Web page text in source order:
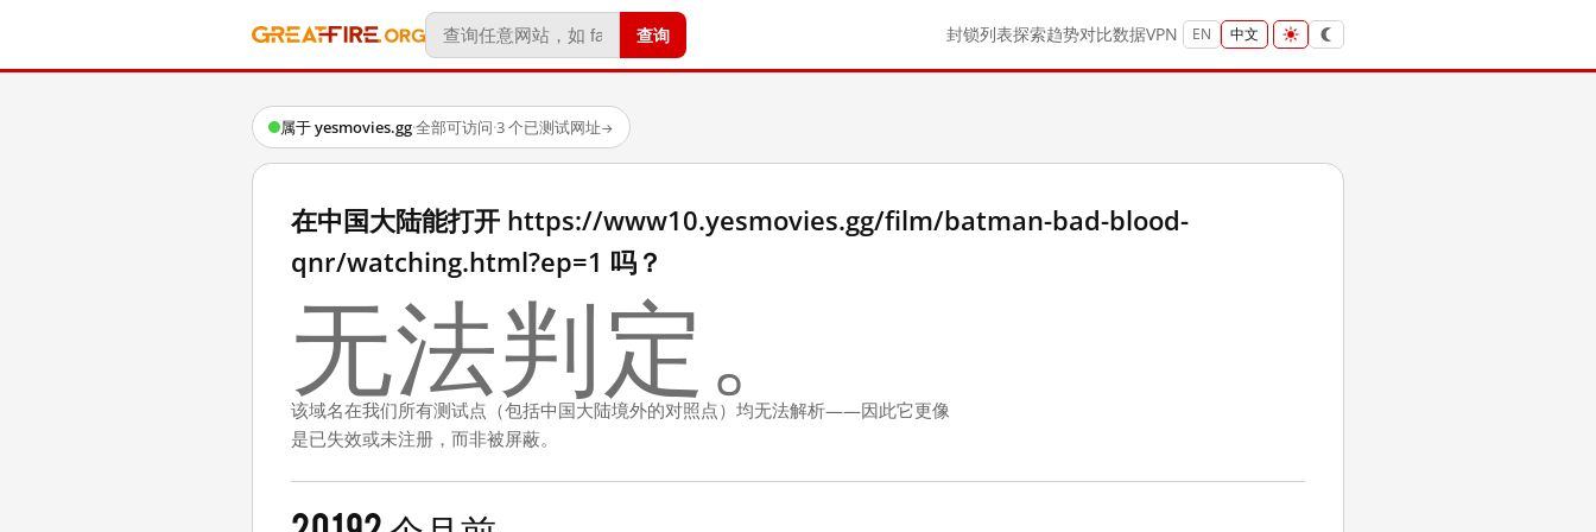
查询 封锁列表探索趋势对比数据VPN EN 中文
属于 yesmovies.gg·全部可访问·3 个已测试网址→
在中国大陆能打开 https://www10.yesmovies.gg/film/batman-bad-blood-
qnr/watching.html?ep=1 吗？
无法判定。
该域名在我们所有测试点（包括中国大陆境外的对照点）均无法解析——因此它更像
是已失效或未注册，而非被屏蔽。